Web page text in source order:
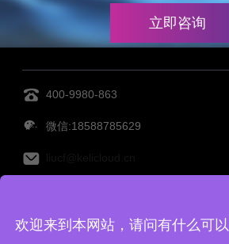
立即咨询
400-9980-863
微信:18588785629
MES管理系统 设备管理系统 透明
欢迎来到本网站，请问有什么可